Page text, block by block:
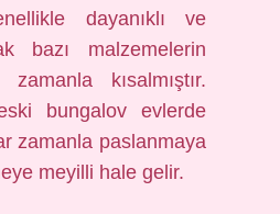
dayanıklı ve
bazı malzemelerin
kısalmıştır.
bungalov evlerde
zamanla paslanmaya
meyilli hale gelir.